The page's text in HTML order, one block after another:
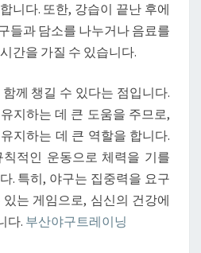
니다. 또한, 강습이 끝난 후에
들과 담소를 나누거나 음료를
간을 가질 수 있습니다.
께 챙길 수 있다는 점입니다.
지하는 데 큰 도움을 주므로,
지하는 데 큰 역할을 합니다.
적인 운동으로 체력을 기를
. 특히, 야구는 집중력을 요구
는 게임으로, 심신의 건강에
다. 부산야구트레이닝